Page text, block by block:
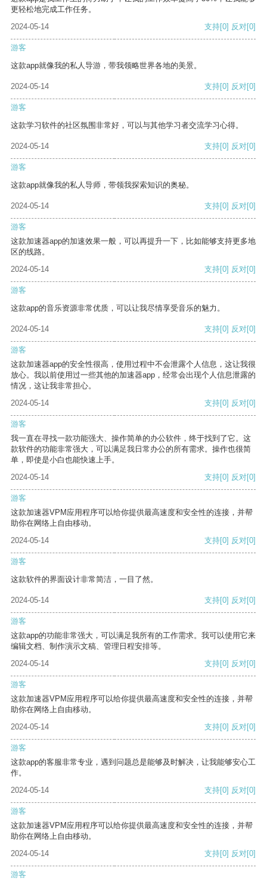
更轻松地完成工作任务。
2024-05-14
支持[0] 反对[0]
游客
这款app就像我的私人导游，带我领略世界各地的美景。
2024-05-14 支持[0] 反对[0]
游客
这款学习软件的社区氛围非常好，可以与其他学习者交流学习心得。
2024-05-14 支持[0] 反对[0]
游客
这款app就像我的私人导师，带领我探索知识的奥秘。
2024-05-14 支持[0] 反对[0]
游客
这款加速器app的加速效果一般，可以再提升一下，比如能够支持更多地
区的线路。
2024-05-14
支持[0] 反对[0]
游客
这款app的音乐资源非常优质，可以让我尽情享受音乐的魅力。
2024-05-14 支持[0] 反对[0]
游客
这款加速器app的安全性很高，使用过程中不会泄露个人信息，这让我很
放心。我以前使用过一些其他的加速器app，经常会出现个人信息泄露的
情况，这让我非常担心。
2024-05-14
支持[0] 反对[0]
游客
我一直在寻找一款功能强大、操作简单的办公软件，终于找到了它。这
款软件的功能非常强大，可以满足我日常办公的所有需求。操作也很简
单，即使是小白也能快速上手。
2024-05-14
支持[0] 反对[0]
游客
这款加速器VPM应用程序可以给你提供最高速度和安全性的连接，并帮
助你在网络上自由移动。
2024-05-14
支持[0] 反对[0]
游客
这款软件的界面设计非常简洁，一目了然。
2024-05-14 支持[0] 反对[0]
游客
这款app的功能非常强大，可以满足我所有的工作需求。我可以使用它来
编辑文档、制作演示文稿、管理日程安排等。
2024-05-14
支持[0] 反对[0]
游客
这款加速器VPM应用程序可以给你提供最高速度和安全性的连接，并帮
助你在网络上自由移动。
2024-05-14
支持[0] 反对[0]
游客
这款app的客服非常专业，遇到问题总是能够及时解决，让我能够安心工
作。
2024-05-14
支持[0] 反对[0]
游客
这款加速器VPM应用程序可以给你提供最高速度和安全性的连接，并帮
助你在网络上自由移动。
2024-05-14
支持[0] 反对[0]
游客